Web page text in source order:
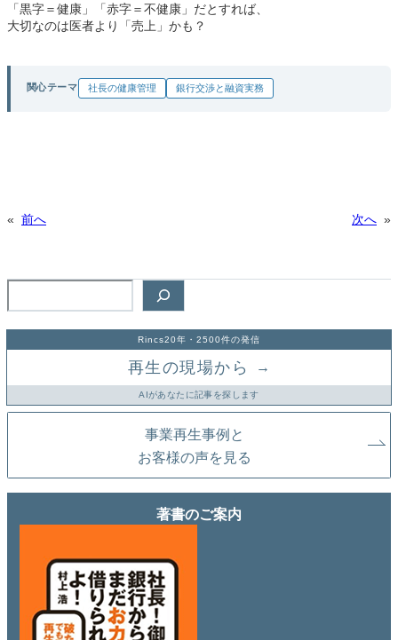
「黒字＝健康」「赤字＝不健康」だとすれば、
大切なのは医者より「売上」かも？
関心テーマ 社長の健康管理 銀行交渉と融資実務
« 前へ 次へ »
Rincs20年・2500件の発信
再生の現場から →
AIがあなたに記事を探します
事業再生事例と
お客様の声を見る
著書のご案内